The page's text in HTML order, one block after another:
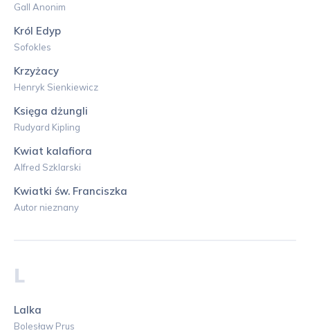
Gall Anonim
Król Edyp
Sofokles
Krzyżacy
Henryk Sienkiewicz
Księga dżungli
Rudyard Kipling
Kwiat kalafiora
Alfred Szklarski
Kwiatki św. Franciszka
Autor nieznany
L
Lalka
Bolesław Prus